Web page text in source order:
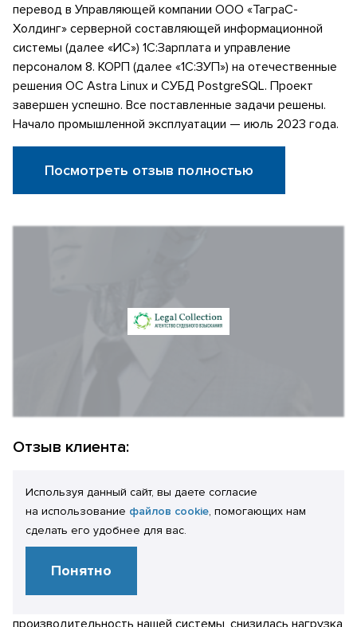
перевод в Управляющей компании ООО «ТаграС-
Холдинг» серверной составляющей информационной
системы (далее «ИС») 1С:Зарплата и управление
персоналом 8. КОРП (далее «1С:ЗУП») на отечественные
решения ОС Astra Linux и СУБД PostgreSQL. Проект
завершен успешно. Все поставленные задачи решены.
Начало промышленной эксплуатации — июль 2023 года.
Посмотреть отзыв полностью
Отзыв клиента:
Генеральный директор
Проведенные работы позволили в сотни раз сократить
количество ошибок конфликтов блокировок, а наше ИТ-
подразделение получило рекомендации по поддержке и
производительность нашей системы, снизилась нагрузка
Используя данный сайт, вы даете согласие
на использование файлов cookie, помогающих нам
сделать его удобнее для вас.
Понятно